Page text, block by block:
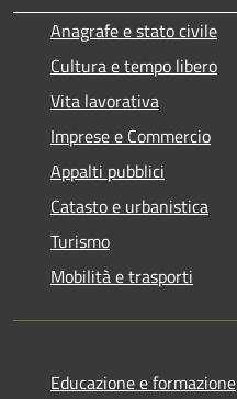
Anagrafe e stato civile
Cultura e tempo libero
Vita lavorativa
Imprese e Commercio
Appalti pubblici
Catasto e urbanistica
Turismo
Mobilità e trasporti
Educazione e formazione